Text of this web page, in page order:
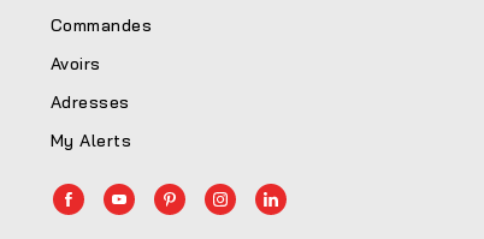
Commandes
Avoirs
Adresses
My Alerts